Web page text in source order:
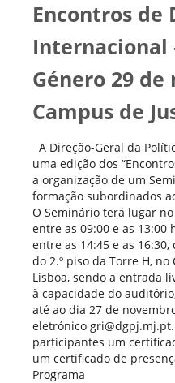
Encontros de
Internacional
Género 29
Campus de
A Direção-Geral da
uma edição dos
a organização de um
formação subordinados
O Seminário terá lugar
entre as 09:00 e as 13:00
entre as 14:45 e as
do 2.º piso da Torre H, no
Lisboa, sendo a entrada
à capacidade do
até ao dia 27 de
eletrónico
participantes um
um certificado de
Programa